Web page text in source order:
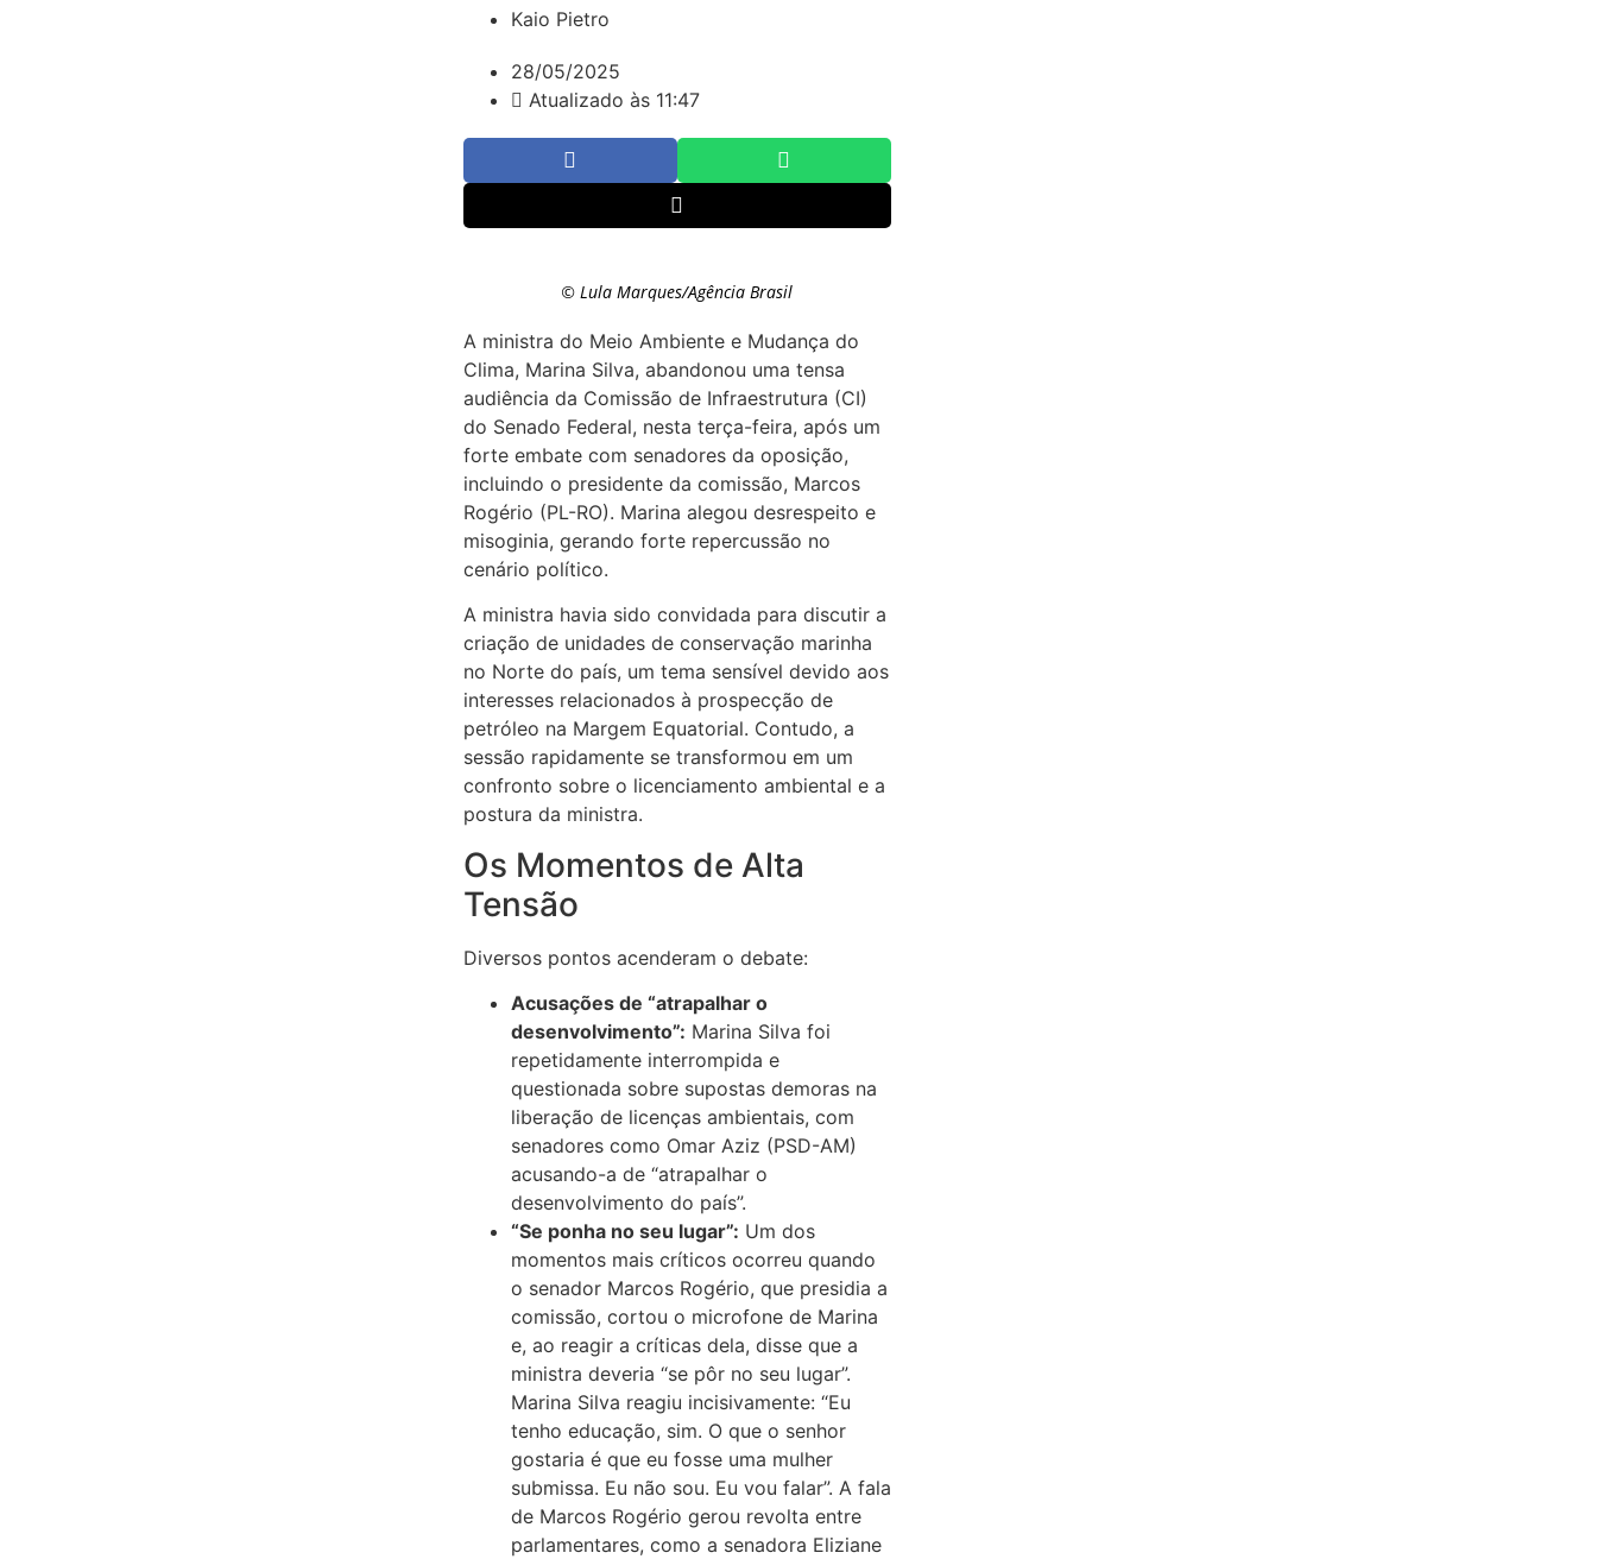
Kaio Pietro
28/05/2025
Atualizado às 11:47
© Lula Marques/Agência Brasil
A ministra do Meio Ambiente e Mudança do
Clima, Marina Silva, abandonou uma tensa
audiência da Comissão de Infraestrutura (CI)
do Senado Federal, nesta terça-feira, após um
forte embate com senadores da oposição,
incluindo o presidente da comissão, Marcos
Rogério (PL-RO). Marina alegou desrespeito e
misoginia, gerando forte repercussão no
cenário político.
A ministra havia sido convidada para discutir a
criação de unidades de conservação marinha
no Norte do país, um tema sensível devido aos
interesses relacionados à prospecção de
petróleo na Margem Equatorial. Contudo, a
sessão rapidamente se transformou em um
confronto sobre o licenciamento ambiental e a
postura da ministra.
Os Momentos de Alta
Tensão
Diversos pontos acenderam o debate:
Acusações de “atrapalhar o
desenvolvimento”: Marina Silva foi
repetidamente interrompida e
questionada sobre supostas demoras na
liberação de licenças ambientais, com
senadores como Omar Aziz (PSD-AM)
acusando-a de “atrapalhar o
desenvolvimento do país”.
“Se ponha no seu lugar”: Um dos
momentos mais críticos ocorreu quando
o senador Marcos Rogério, que presidia a
comissão, cortou o microfone de Marina
e, ao reagir a críticas dela, disse que a
ministra deveria “se pôr no seu lugar”.
Marina Silva reagiu incisivamente: “Eu
tenho educação, sim. O que o senhor
gostaria é que eu fosse uma mulher
submissa. Eu não sou. Eu vou falar”. A fala
de Marcos Rogério gerou revolta entre
parlamentares, como a senadora Eliziane